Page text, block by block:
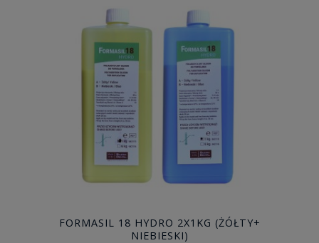
FORMASIL 18 HYDRO 2X1KG (ŻÓŁTY+
NIEBIESKI)